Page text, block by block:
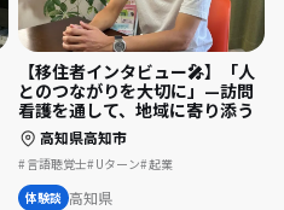
【移住者インタビュー🎤】「人
とのつながりを大切に」—訪問
看護を通して、地域に寄り添う
高知県高知市
言語聴覚士 Uターン 起業
体験談 高知県